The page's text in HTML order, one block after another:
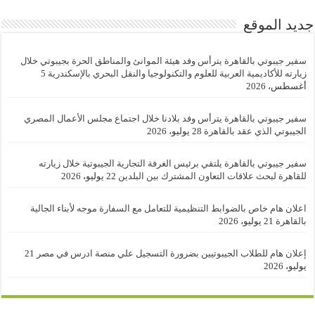
جديد الموقع
سفير جيبوتي بالقاهرة يترأس وفد هيئة الموانئ والمناطق الحرة بجيبوتي خلال
زيارته للأكاديمية العربية للعلوم والتكنولوجيا والنقل البحري بالإسكندرية 5
أغسطس، 2026
سفير جيبوتي بالقاهرة يترأس وفد بلادنا خلال اجتماع مجلس الأعمال المصري
الجيبوتي الذي عقد بالقاهرة 28 يوليو، 2026
سفير جيبوتي بالقاهرة يلتقي برئيس الغرفة التجارية الجيبوتية خلال زيارته
للقاهرة لبحث علاقات التعاون المشترك بين البلدين 22 يوليو، 2026
اعلان هام خاص بالضوابط التنظيمية للتعامل مع السفارة موجه لأبناء الجالية
بالقاهرة 21 يوليو، 2026
إعلان هام للطلاب الجيبوتيين بضرورة التسجيل علي منصة ادرس في مصر
21
يوليو، 2026